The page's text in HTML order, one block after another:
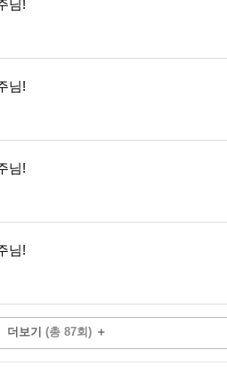
님!
님!
님!
님!
더보기 (총 87회) ＋